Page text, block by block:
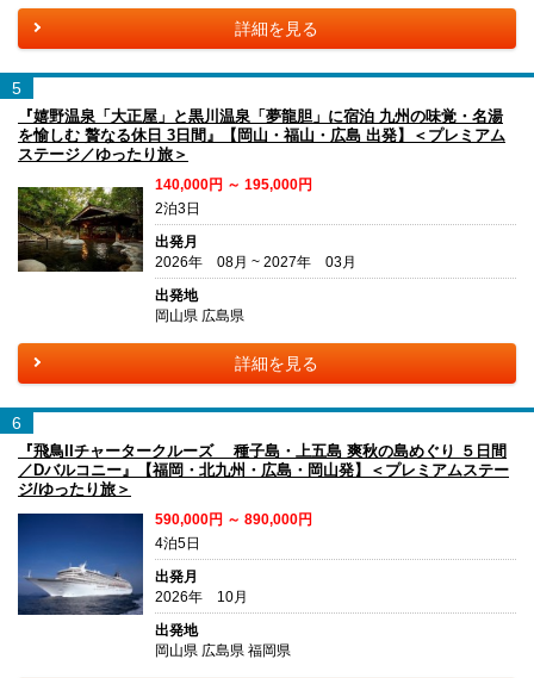
詳細を見る
5
『嬉野温泉「大正屋」と黒川温泉「夢龍胆」に宿泊 九州の味覚・名湯
を愉しむ 贅なる休日 3日間』【岡山・福山・広島 出発】＜プレミアム
ステージ／ゆったり旅＞
140,000円 ～ 195,000円
2泊3日
出発月
2026年 08月 ~ 2027年 03月
出発地
岡山県 広島県
詳細を見る
6
『飛鳥IIチャータークルーズ 種子島・上五島 爽秋の島めぐり ５日間
／Dバルコニー』【福岡・北九州・広島・岡山発】＜プレミアムステー
ジ/ゆったり旅＞
590,000円 ～ 890,000円
4泊5日
出発月
2026年 10月
出発地
岡山県 広島県 福岡県